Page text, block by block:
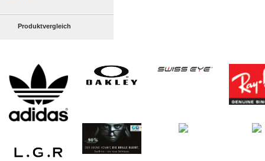
Produktvergleich